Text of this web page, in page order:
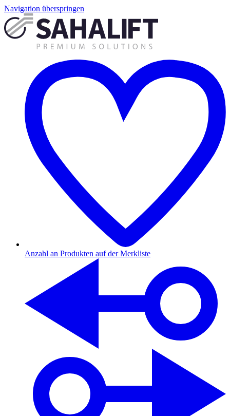
Navigation überspringen
Anzahl an Produkten auf der Merkliste